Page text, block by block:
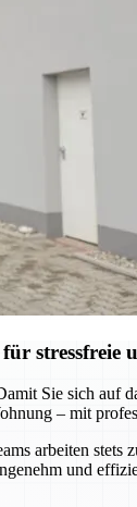
stressfreie
Sie sich auf
– mit
arbeiten
und